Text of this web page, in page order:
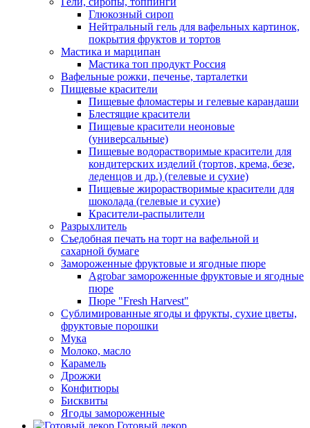
Глюкозный сироп
Нейтральный гель для вафельных картинок,
покрытия фруктов и тортов
Мастика и марципан
Мастика топ продукт Россия
Вафельные рожки, печенье, тарталетки
Пищевые красители
Пищевые фломастеры и гелевые карандаши
Блестящие красители
Пищевые красители неоновые
(универсальные)
Пищевые водорастворимые красители для
кондитерских изделий (тортов, крема, безе,
леденцов и др.) (гелевые и сухие)
Пищевые жирорастворимые красители для
шоколада (гелевые и сухие)
Красители-распылители
Разрыхлитель
Съедобная печать на торт на вафельной и
сахарной бумаге
Замороженные фруктовые и ягодные пюре
Agrobar замороженные фруктовые и ягодные
пюре
Пюре "Fresh Harvest"
Сублимированные ягоды и фрукты, сухие цветы,
фруктовые порошки
Мука
Молоко, масло
Карамель
Дрожжи
Конфитюры
Бисквиты
Ягоды замороженные
Готовый декор